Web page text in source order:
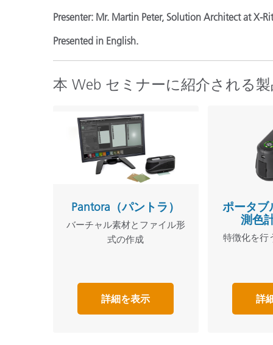
Presenter: Mr. Martin Peter, Solution Architect at X-
Presented in English.
本 Web セミナーに紹介される
Pantora（パントラ）
バーチャル素材とファイル形
式の作成
詳細を表示
ポータブ
測色
特徴化を行
詳